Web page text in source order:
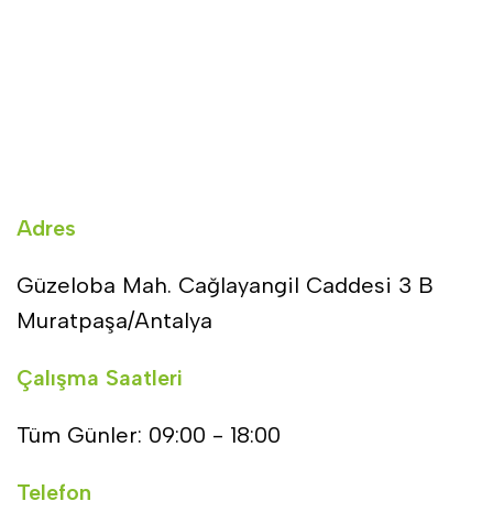
Adres
Güzeloba Mah. Cağlayangil Caddesi 3 B
Muratpaşa/Antalya
Çalışma Saatleri
Tüm Günler: 09:00 - 18:00
Telefon